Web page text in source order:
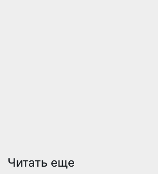
Читать еще